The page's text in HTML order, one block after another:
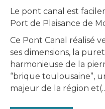
Le pont canal est
Port de Plaisance de
Ce Pont Canal réalisé
ses dimensions, la
harmonieuse de la
“brique toulousaine”,
majeur de la région